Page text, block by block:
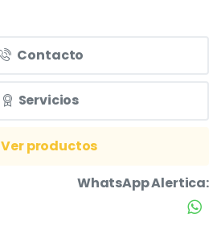
Contacto
Servicios
Ver productos
WhatsApp Alertica: